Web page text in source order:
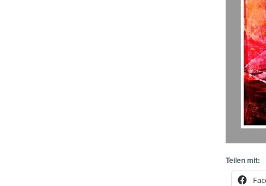
Teilen mit: